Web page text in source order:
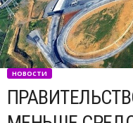
НОВОСТИ